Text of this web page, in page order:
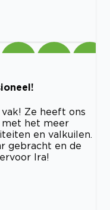
Ze heeft ons
met het meer
en valkuilen.
gebracht en de
Ira!